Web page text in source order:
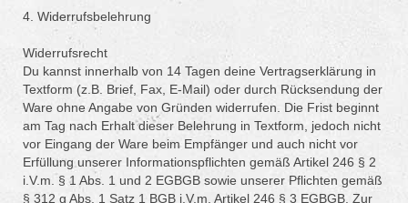
4. Widerrufsbelehrung
Widerrufsrecht
Du kannst innerhalb von 14 Tagen deine Vertragserklärung in
Textform (z.B. Brief, Fax, E-Mail) oder durch Rücksendung der
Ware ohne Angabe von Gründen widerrufen. Die Frist beginnt
am Tag nach Erhalt dieser Belehrung in Textform, jedoch nicht
vor Eingang der Ware beim Empfänger und auch nicht vor
Erfüllung unserer Informationspflichten gemäß Artikel 246 § 2
i.V.m. § 1 Abs. 1 und 2 EGBGB sowie unserer Pflichten gemäß
§ 312 g Abs. 1 Satz 1 BGB i.V.m. Artikel 246 § 3 EGBGB. Zur